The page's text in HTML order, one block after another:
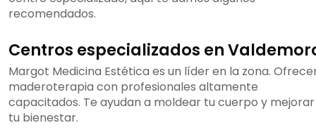
recomendados.
Centros especializados en
Margot Medicina Estética es un líder en la zona.
maderoterapia con profesionales altamente
capacitados. Te ayudan a moldear tu cuerpo y mejorar
tu bienestar.